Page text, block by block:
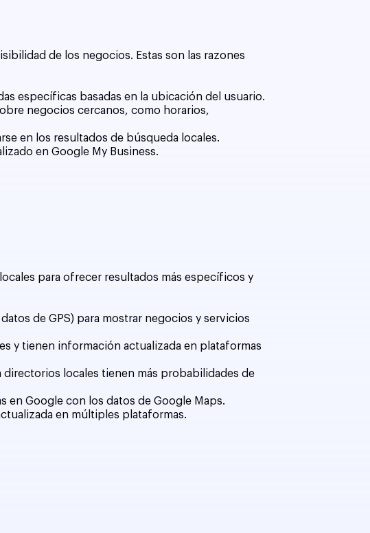
de los negocios. Estas son las razones
específicas basadas en la ubicación del usuario.
negocios cercanos, como horarios,
en los resultados de búsqueda locales.
en Google My Business.
para ofrecer resultados más específicos y
de GPS) para mostrar negocios y servicios
y tienen información actualizada en plataformas
locales tienen más probabilidades de
en Google con los datos de Google Maps.
en múltiples plataformas.